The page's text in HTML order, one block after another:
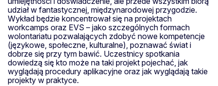
udział w fantastycznej, międzynarodowej przygodzie.
Wykład będzie koncentrował się na projektach
workcamps oraz EVS – jako szczególnych formach
wolontariatu pozwalających zdobyć nowe kompetencje
(językowe, społeczne, kulturalne), poznawać świat i
dobrze się przy tym bawić. Uczestnicy spotkania
dowiedzą się kto może na taki projekt pojechać, jak
wyglądają procedury aplikacyjne oraz jak wyglądają takie
projekty w praktyce.